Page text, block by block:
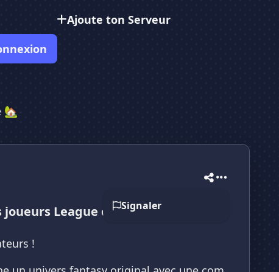
Ajoute ton Serveur
🏡
Signaler
League of Legends !
!